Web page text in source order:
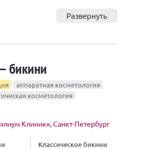
Развернуть
бикини
аппаратная косметология
косметология
Клиник», Санкт-Петербург
Классическое бикини